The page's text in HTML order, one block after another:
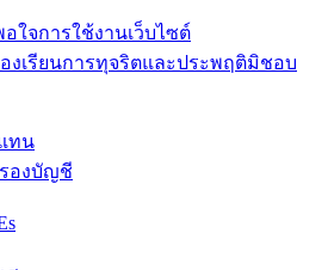
ใจการใช้งานเว็บไซต์
องเรียนการทุจริตและประพฤติมิชอบ
ทน
องบัญชี